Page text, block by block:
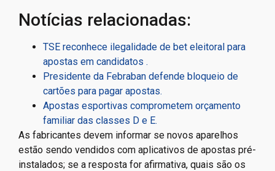
Notícias relacionadas:
TSE reconhece ilegalidade de bet eleitoral para
apostas em candidatos .
Presidente da Febraban defende bloqueio de
cartões para pagar apostas.
Apostas esportivas comprometem orçamento
familiar das classes D e E.
As fabricantes devem informar se novos aparelhos
estão sendo vendidos com aplicativos de apostas pré-
instalados; se a resposta for afirmativa, quais são os